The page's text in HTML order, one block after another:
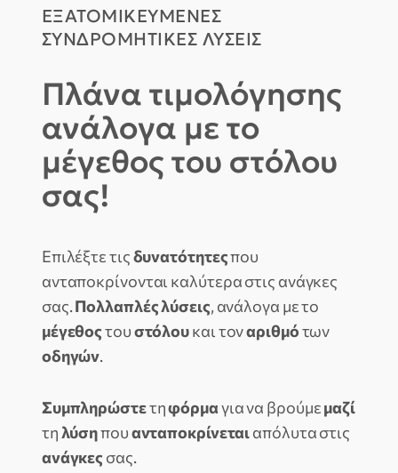
ΕΞΑΤΟΜΙΚΕΥΜΕΝΕΣ
ΣΥΝΔΡΟΜΗΤΙΚΕΣ ΛΥΣΕΙΣ
Πλάνα τιμολόγησης
ανάλογα με το
μέγεθος του στόλου
σας!
Επιλέξτε τιςδυνατότητεςπου
ανταποκρίνονται καλύτερα στις ανάγκες
σας.Πολλαπλές λύσεις, ανάλογα με το
μέγεθοςτουστόλουκαι τοναριθμότων
οδηγών.
Συμπληρώστετηφόρμαγια να βρούμεμαζί
τη λύσηπουανταποκρίνεταιαπόλυτα στις
ανάγκες σας.